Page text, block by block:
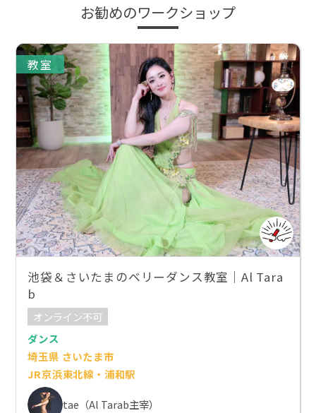
お勧めのワークショップ
教室
池袋＆さいたまのベリーダンス教室｜Al Tara
b
オンライン不可
ダンス
埼玉県 さいたま市
JR京浜東北線・浦和駅
tae（Al Tarab主宰）